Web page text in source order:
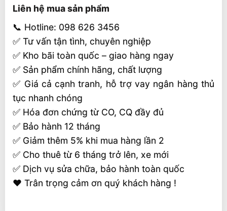
Liên hệ mua sản phẩm
📞 Hotline: 098 626 3456
✅ Tư vấn tận tình, chuyên nghiệp
✅ Kho bãi toàn quốc – giao hàng ngay
✅ Sản phẩm chính hãng, chất lượng
✅ Giá cả cạnh tranh, hỗ trợ vay ngân hàng thủ
tục nhanh chóng
✅ Hóa đơn chứng từ CO, CQ đầy đủ
✅ Bảo hành 12 tháng
✅ Giảm thêm 5% khi mua hàng lần 2
✅ Cho thuê từ 6 tháng trở lên, xe mới
✅ Dịch vụ sửa chữa, bảo hành toàn quốc
❤️ Trân trọng cảm ơn quý khách hàng !